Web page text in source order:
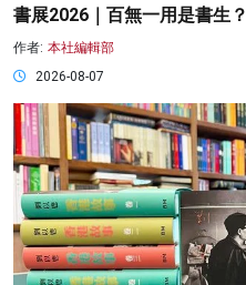
書展2026｜百無一用是書生？
作者: 本社編輯部
2026-08-07